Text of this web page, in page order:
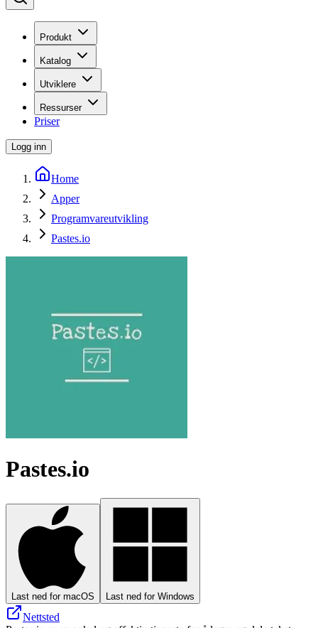
Produkt
Katalog
Utviklere
Ressurser
Priser
Logg inn
Home
Apper
Programvareutvikling
Pastes.io
Pastes.io
Last ned for macOS Last ned for Windows
Nettsted